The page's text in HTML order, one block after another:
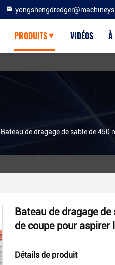
PRODUITS VIDÉOS À
Bateau de dragage de sable de 450
Bateau de dragage
de coupe pour aspirer
Détails de produit